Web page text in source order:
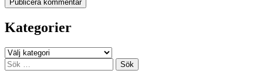
Kategorier
Kategorier
Sök
efter: